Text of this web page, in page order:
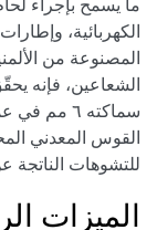
ما يسمح بإجراء
الكهربائية،
المصنوعة من
الشعاعين، فإنه
سماكته ٦
للتشوهات الناتجة
الميزات